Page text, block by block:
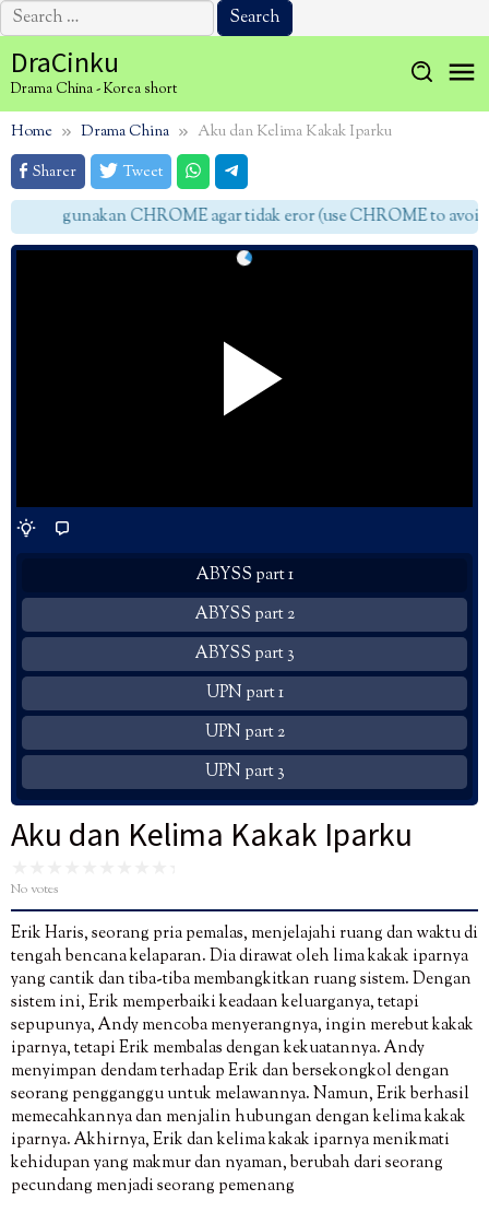
Search
for:
to
content
DraCinku
Drama China - Korea short
Home Drama China
Aku dan Kelima Kakak Iparku
Sharer
Tweet
gunakan CHROME agar tidak eror (use CHROME to avoid
ABYSS part 1
ABYSS part 2
ABYSS part 3
UPN part 1
UPN part 2
UPN part 3
Aku dan Kelima Kakak Iparku
No votes
Erik Haris, seorang pria pemalas, menjelajahi ruang dan waktu di
tengah bencana kelaparan. Dia dirawat oleh lima kakak iparnya
yang cantik dan tiba-tiba membangkitkan ruang sistem. Dengan
sistem ini, Erik memperbaiki keadaan keluarganya, tetapi
sepupunya, Andy mencoba menyerangnya, ingin merebut kakak
iparnya, tetapi Erik membalas dengan kekuatannya. Andy
menyimpan dendam terhadap Erik dan bersekongkol dengan
seorang pengganggu untuk melawannya. Namun, Erik berhasil
memecahkannya dan menjalin hubungan dengan kelima kakak
iparnya. Akhirnya, Erik dan kelima kakak iparnya menikmati
kehidupan yang makmur dan nyaman, berubah dari seorang
pecundang menjadi seorang pemenang